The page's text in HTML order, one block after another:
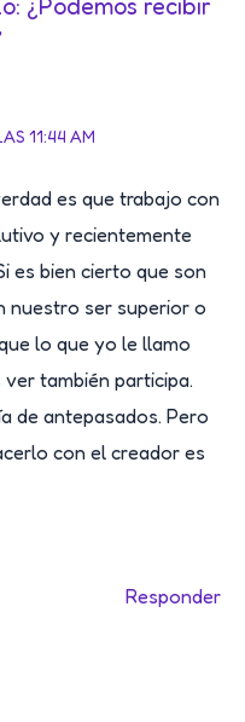
¿Podemos recibir
11:44 AM
es que trabajo con
y recientemente
es bien cierto que son
nuestro ser superior o
lo que yo le llamo
también participa.
de antepasados. Pero
con el creador es
Responder